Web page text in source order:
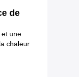
de
et une
chaleur